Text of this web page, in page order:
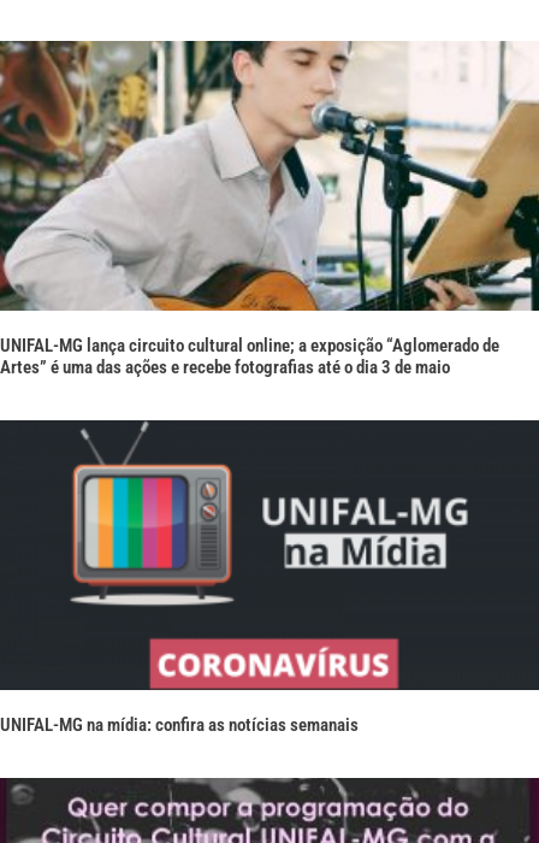
UNIFAL-MG lança circuito cultural online; a exposição “Aglomerado de
Artes” é uma das ações e recebe fotografias até o dia 3 de maio
UNIFAL-MG na mídia: confira as notícias semanais